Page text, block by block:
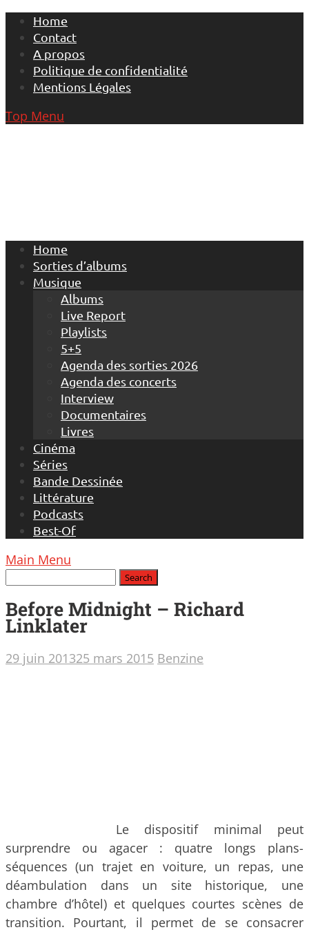
Skip
content
Home
Contact
A propos
Politique de confidentialité
Mentions Légales
Top Menu
Home
Sorties d’albums
Musique
Albums
Live Report
Playlists
5+5
Agenda des sorties 2026
Agenda des concerts
Interview
Documentaires
Livres
Cinéma
Séries
Bande Dessinée
Littérature
Podcasts
Best-Of
Main Menu
Before Midnight – Richard
Linklater
29 juin 201325 mars 2015 Benzine
Le dispositif minimal peut
surprendre ou agacer : quatre longs plans-
séquences (un trajet en voiture, un repas, une
déambulation dans un site historique, une
chambre d’hôtel) et quelques courtes scènes de
transition. Pourtant, il permet de se consacrer